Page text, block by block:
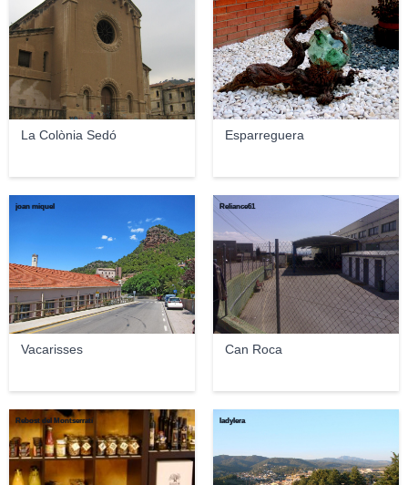
La Colònia Sedó Esparreguera
Vacarisses
joan miquel
Can Roca
Reliance61
Rebost del Montserratí ladylera